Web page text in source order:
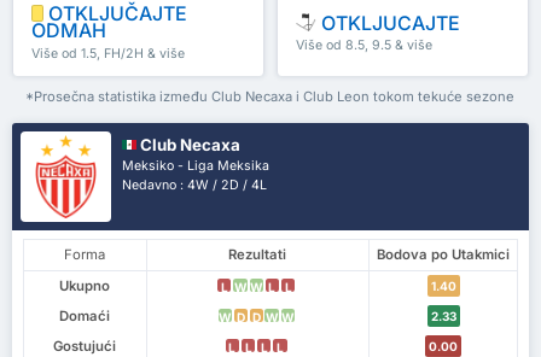
OTKLJUČAJTE
ODMAH
Više od 1.5, FH/2H & više
OTKLJUCAJTE
Više od 8.5, 9.5 & više
*Prosečna statistika između Club Necaxa i Club Leon tokom tekuće sezone
Club Necaxa
Meksiko - Liga Meksika
Nedavno : 4W / 2D / 4L
Forma Rezultati
Bodova po Utakmici
Ukupno
L W W L L 1.40
Domaći W D D W W 2.33
Gostujući L L L L 0.00